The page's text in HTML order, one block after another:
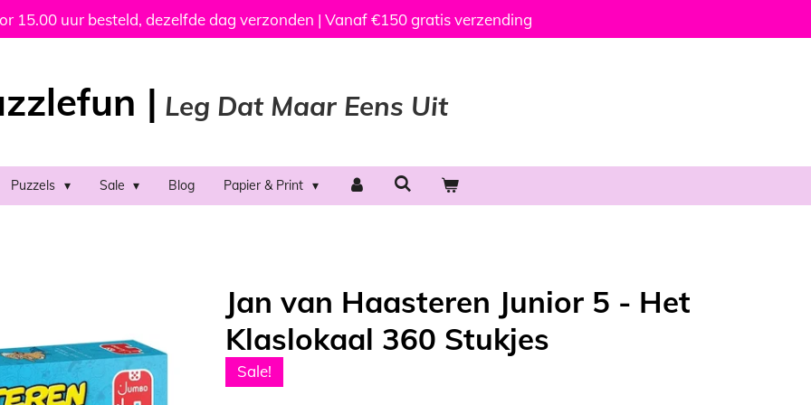
15.00 uur besteld, dezelfde dag verzonden | Vanaf €150 gratis verzending
| Leg Dat Maar Eens Uit
Puzzels Sale Blog Papier & Print
Jan van Haasteren Junior 5 - Het
Klaslokaal 360 Stukjes
Sale!